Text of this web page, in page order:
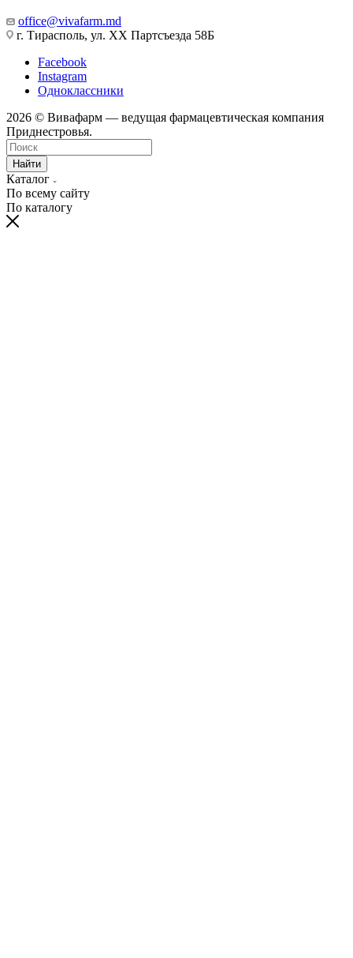
office@vivafarm.md
г. Тирасполь, ул. ХХ Партсъезда 58Б
Facebook
Instagram
Одноклассники
2026 © Вивафарм — ведущая фармацевтическая компания
Приднестровья.
Найти
Каталог
По всему сайту
По каталогу